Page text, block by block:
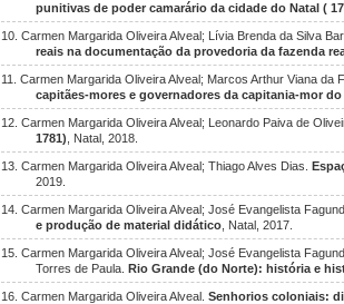
punitivas de poder camarário da cidade do Natal (
10. Carmen Margarida Oliveira Alveal; Lívia Brenda da Silva
reais na documentação da provedoria da fazenda
11. Carmen Margarida Oliveira Alveal; Marcos Arthur Viana da
capitães-mores e governadores da capitania-mor do
12. Carmen Margarida Oliveira Alveal; Leonardo Paiva de
1781)
, Natal, 2018.
13. Carmen Margarida Oliveira Alveal; Thiago Alves Dias.
2019.
14. Carmen Margarida Oliveira Alveal; José Evangelista
e produção de material didático , Natal, 2017.
15. Carmen Margarida Oliveira Alveal; José Evangelista
Torres de Paula.Rio Grande (do Norte): história e
16. Carmen Margarida Oliveira Alveal. Senhorios coloniais: